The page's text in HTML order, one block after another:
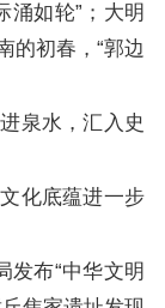
涌如轮”；大明
的初春，“郭边
泉水，汇入史
化底蕴进一步
发布“中华文明